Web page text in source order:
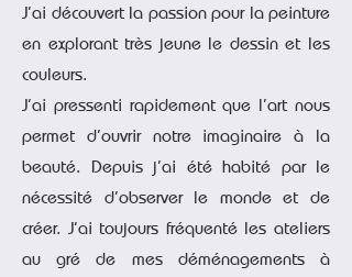
J’ai découvert la passion pour la peinture
en explorant très jeune le dessin et les
couleurs.
J’ai pressenti rapidement que l’art nous
permet d’ouvrir notre imaginaire à la
beauté. Depuis j’ai été habité par le
nécessité d’observer le monde et de
créer. J’ai toujours fréquenté les ateliers
au gré de mes déménagements à